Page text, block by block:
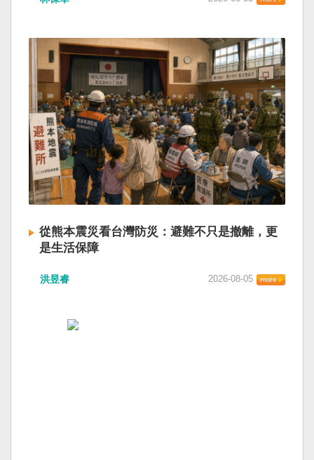
從熊本震災看台灣防災：避難不只是撤離，更
是生活保障
洪昱睿 2026-08-05